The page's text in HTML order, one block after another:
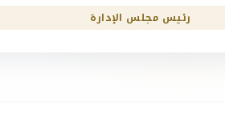
رئيس مجلس الإدارة